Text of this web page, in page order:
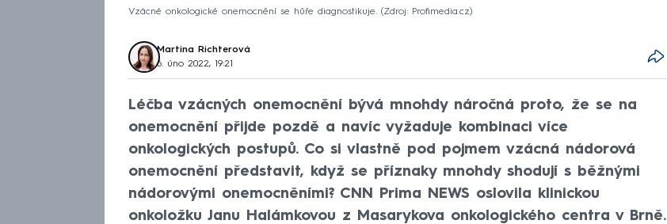
Vzácné onkologické onemocnění se hůře diagnostikuje. Zdroj: Profimedia.cz
Martina Richterová
6. úno 2022, 19:21
Léčba vzácných onemocnění bývá mnohdy náročná proto, že se na
onemocnění přijde pozdě a navíc vyžaduje kombinaci více
onkologických postupů. Co si vlastně pod pojmem vzácná nádorová
onemocnění představit, když se příznaky mnohdy shodují s běžnými
nádorovými onemocněními? CNN Prima NEWS oslovila klinickou
onkoložku Janu Halámkovou z Masarykova onkologického centra v Brně.